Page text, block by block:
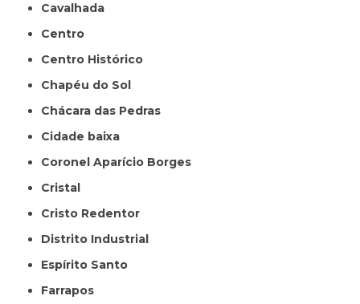
Cavalhada
Centro
Centro Histórico
Chapéu do Sol
Chácara das Pedras
Cidade baixa
Coronel Aparício Borges
Cristal
Cristo Redentor
Distrito Industrial
Espírito Santo
Farrapos